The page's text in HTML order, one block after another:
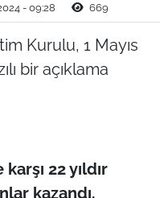
- 09:28 669
Kurulu, 1 Mayıs
bir açıklama
22 yıldır
kazandı.